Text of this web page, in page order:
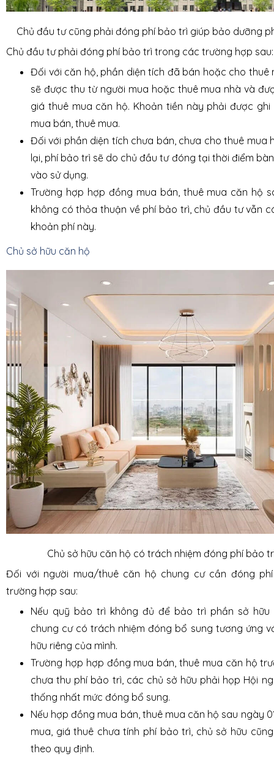
Chủ đầu tư cũng phải đóng phí bảo trì giúp bảo dưỡng
Chủ đầu tư phải đóng phí bảo trì trong các trường hợp sau:
Đối với căn hộ, phần diện tích đã bán hoặc cho thuê
sẽ được thu từ người mua hoặc thuê mua nhà và
giá thuê mua căn hộ. Khoản tiền này phải được
mua bán, thuê mua.
Đối với phần diện tích chưa bán, chưa cho thuê mua
lại, phí bảo trì sẽ do chủ đầu tư đóng tại thời điểm
vào sử dụng.
Trường hợp hợp đồng mua bán, thuê mua căn hộ
không có thỏa thuận về phí bảo trì, chủ đầu tư vẫn
khoản phí này.
Chủ sở hữu căn hộ
Chủ sở hữu căn hộ có trách nhiệm đóng phí bảo
Đối với người mua/thuê căn hộ chung cư cần đóng
trường hợp sau:
Nếu quỹ bảo trì không đủ để bảo trì phần sở hữu
chung cư có trách nhiệm đóng bổ sung tương ứng
hữu riêng của mình.
Trường hợp hợp đồng mua bán, thuê mua căn hộ
chưa thu phí bảo trì, các chủ sở hữu phải họp Hội
thống nhất mức đóng bổ sung.
Nếu hợp đồng mua bán, thuê mua căn hộ sau ngày
mua, giá thuê chưa tính phí bảo trì, chủ sở hữu
theo quy định.